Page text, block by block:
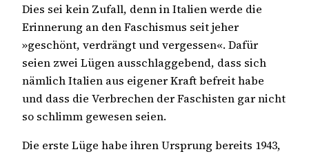
Dies sei kein Zufall, denn in Italien werde die
Erinnerung an den Faschismus seit jeher
»geschönt, verdrängt und vergessen«. Dafür
seien zwei Lügen ausschlaggebend, dass sich
nämlich Italien aus eigener Kraft befreit habe
und dass die Verbrechen der Faschisten gar nicht
so schlimm gewesen seien.
Die erste Lüge habe ihren Ursprung bereits 1943,